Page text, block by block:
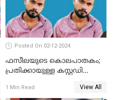
Posted On 02-12-2024
ഫസീലയുടെ കൊലപാതകം;
പ്രതിക്കായുള്ള കസ്റ്റഡി
1 Min Read View All